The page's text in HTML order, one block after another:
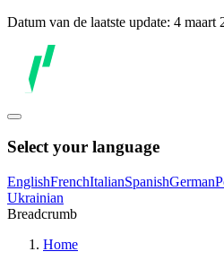
Datum van de laatste update: 4 maart
Select your language
EnglishFrenchItalianSpanishGerman
Ukrainian
Breadcrumb
Home